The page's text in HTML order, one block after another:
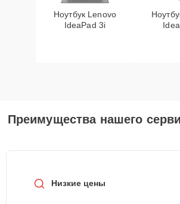
Ноутбук Lenovo
IdeaPad 3i
Преимущества нашего
Низкие цены